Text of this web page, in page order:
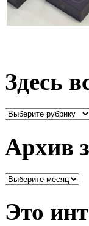
Здесь
Здесь
Архив
Архив
месяцам
Это